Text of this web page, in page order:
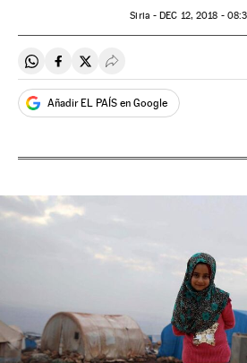
Siria - DEC 12, 2018 -
Compartir en Whatsapp
Compartir en Facebook
Compartir en Twitter
Desplegar Redes
Añadir EL PAÍS en Google